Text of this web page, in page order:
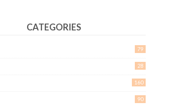
CATEGORIES
79
28
160
90